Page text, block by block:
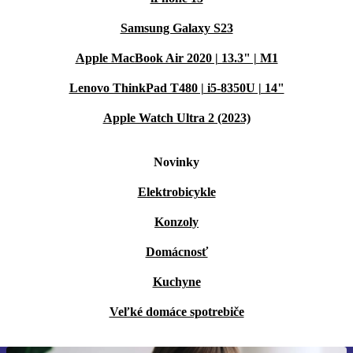
Samsung Galaxy S23
Apple MacBook Air 2020 | 13.3" | M1
Lenovo ThinkPad T480 | i5-8350U | 14"
Apple Watch Ultra 2 (2023)
Novinky
Elektrobicykle
Konzoly
Domácnosť
Kuchyne
Veľké domáce spotrebiče